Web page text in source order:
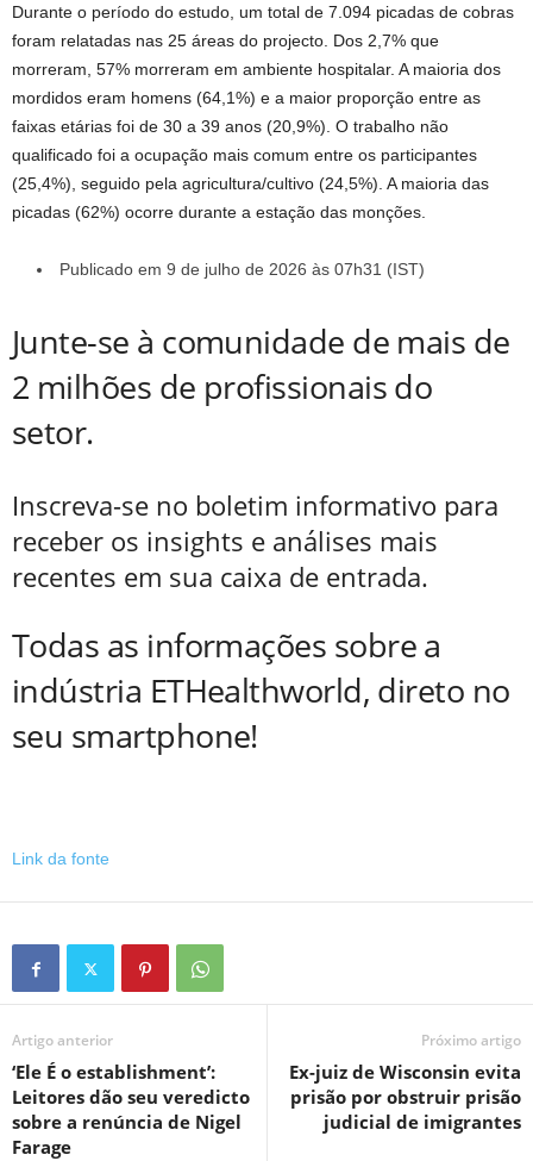
Durante o período do estudo, um total de 7.094 picadas de cobras
foram relatadas nas 25 áreas do projecto. Dos 2,7% que
morreram, 57% morreram em ambiente hospitalar. A maioria dos
mordidos eram homens (64,1%) e a maior proporção entre as
faixas etárias foi de 30 a 39 anos (20,9%). O trabalho não
qualificado foi a ocupação mais comum entre os participantes
(25,4%), seguido pela agricultura/cultivo (24,5%). A maioria das
picadas (62%) ocorre durante a estação das monções.
Publicado em 9 de julho de 2026 às 07h31 (IST)
Junte-se à comunidade de mais de
2 milhões de profissionais do
setor.
Inscreva-se no boletim informativo para
receber os insights e análises mais
recentes em sua caixa de entrada.
Todas as informações sobre a
indústria ETHealthworld, direto no
seu smartphone!
Link da fonte
Artigo anterior
‘Ele É o establishment’:
Leitores dão seu veredicto
sobre a renúncia de Nigel
Farage
Próximo artigo
Ex-juiz de Wisconsin evita
prisão por obstruir prisão
judicial de imigrantes